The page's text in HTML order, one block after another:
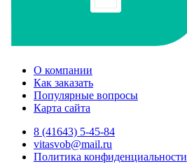
О компании
Как заказать
Популярные вопросы
Карта сайта
8 (41643) 5-45-84
vitasvob@mail.ru
Политика конфиденциальности